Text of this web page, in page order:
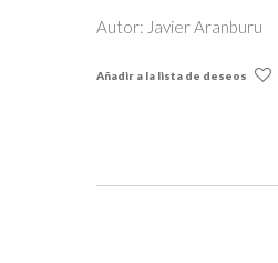
Autor: Javier Aranburu
Añadir a la lista de deseos